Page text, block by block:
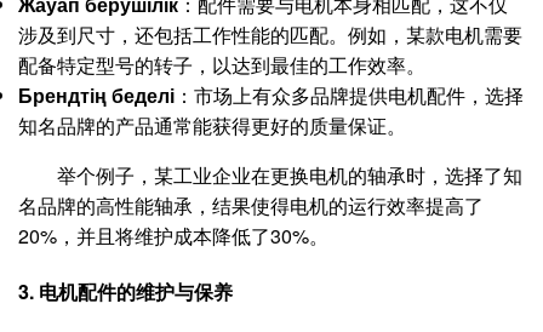
涉及到尺寸，还包括工作性能的匹配。例如，某款电机需要
配备特定型号的转子，以达到最佳的工作效率。
Брендтің беделі ：市场上有众多品牌提供电机配件，选择
知名品牌的产品通常能获得更好的质量保证。
举个例子，某工业企业在更换电机的轴承时，选择了知
名品牌的高性能轴承，结果使得电机的运行效率提高了
20%，并且将维护成本降低了30%。
3. 电机配件的维护与保养